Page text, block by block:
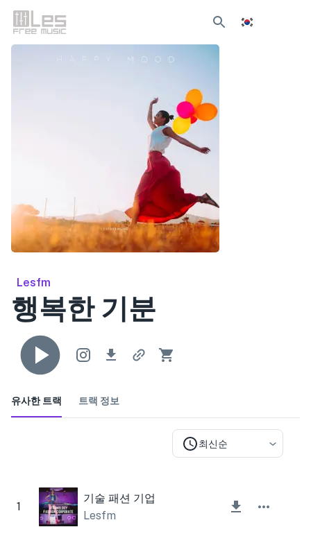
Lesfm
행복한 기분
유사한 트랙 트랙 정보
최신순
1
기술 패션 기업
Lesfm